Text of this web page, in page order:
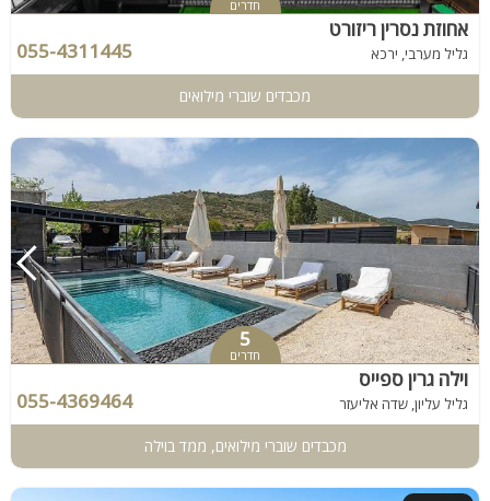
חדרים
אחוזת נסרין ריזורט
גליל מערבי, ירכא 055-4311445
מכבדים שוברי מילואים
5
חדרים
וילה גרין ספייס
גליל עליון, שדה אליעזר 055-4369464
מכבדים שוברי מילואים, ממד בוילה